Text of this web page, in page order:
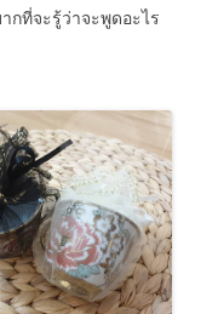
กที่จะรู้ว่าจะพูดอะไร